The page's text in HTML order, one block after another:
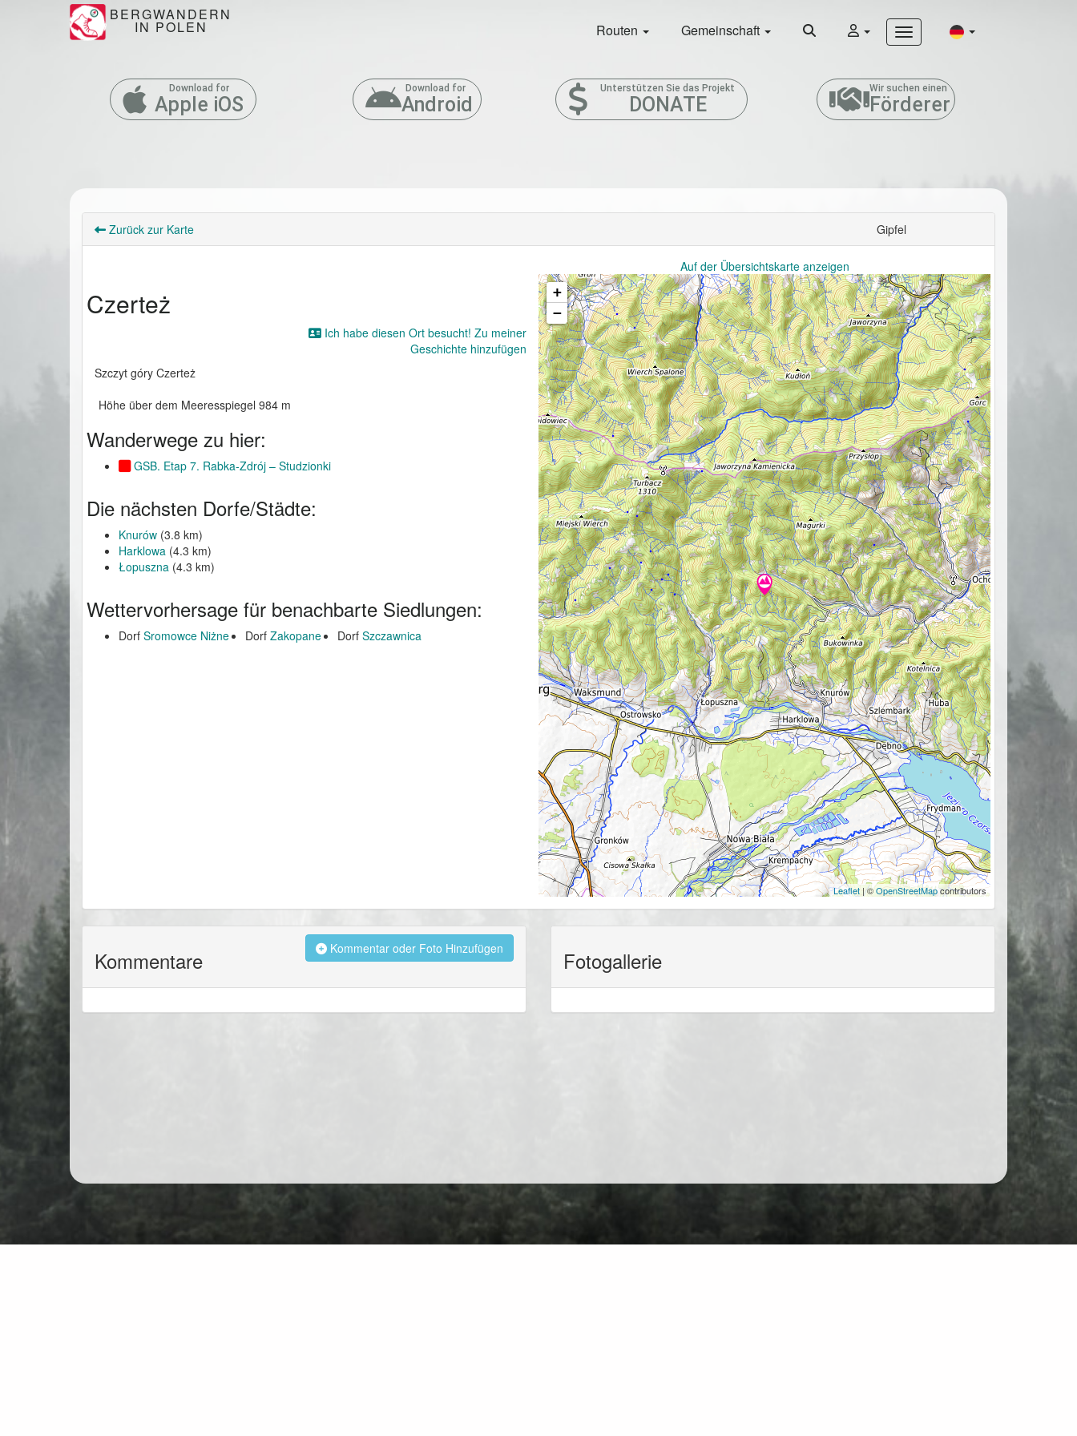
BERGWANDERN
IN POLEN Routen Gemeinschaft
Download for
Apple iOS
Download for
Android
Unterstützen Sie das Projekt
DONATE
Wir suchen einen
Förderer
Zurück zur Karte Gipfel
Auf der Übersichtskarte anzeigen
Czerteż
Ich habe diesen Ort besucht! Zu meiner
Geschichte hinzufügen
Szczyt góry Czerteż
Höhe über dem Meeresspiegel 984 m
Wanderwege zu hier:
GSB. Etap 7. Rabka-Zdrój – Studzionki
Die nächsten Dorfe/Städte:
Knurów (3.8 km)
Harklowa (4.3 km)
Łopuszna (4.3 km)
Wettervorhersage für benachbarte Siedlungen:
Dorf Sromowce Niżne Dorf Zakopane Dorf Szczawnica
+
−
Leaflet| ©OpenStreetMapcontributors
Kommentare Kommentar oder Foto Hinzufügen Fotogallerie